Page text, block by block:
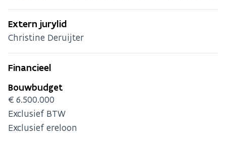
Extern jurylid
Christine Deruijter
Financieel
Bouwbudget
€6.500.000
Exclusief BTW
Exclusief ereloon